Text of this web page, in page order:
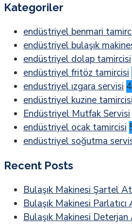
Kategoriler
endüstriyel benmari
endüstriyel bulaşık
endüstriyel dolap tamircisi
endüstriyel fritöz tamircisi
endustriyel ızgara servisi
endüstriyel kuzine tamircisi
Endüstriyel Mutfak Servisi
endüstriyel ocak tamircisi
endüstriyel soğutma
Recent Posts
Bulaşık Makinesi Şartel
Bulaşık Makinesi Parlatıcı
Bulaşık Makinesi Deterjan